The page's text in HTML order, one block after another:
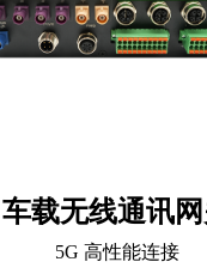
车载无线通讯
5G 高性能连接